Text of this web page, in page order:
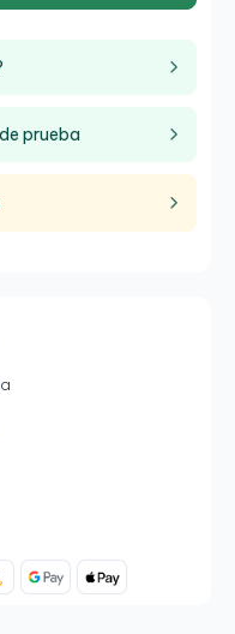
de un segundo
prueba